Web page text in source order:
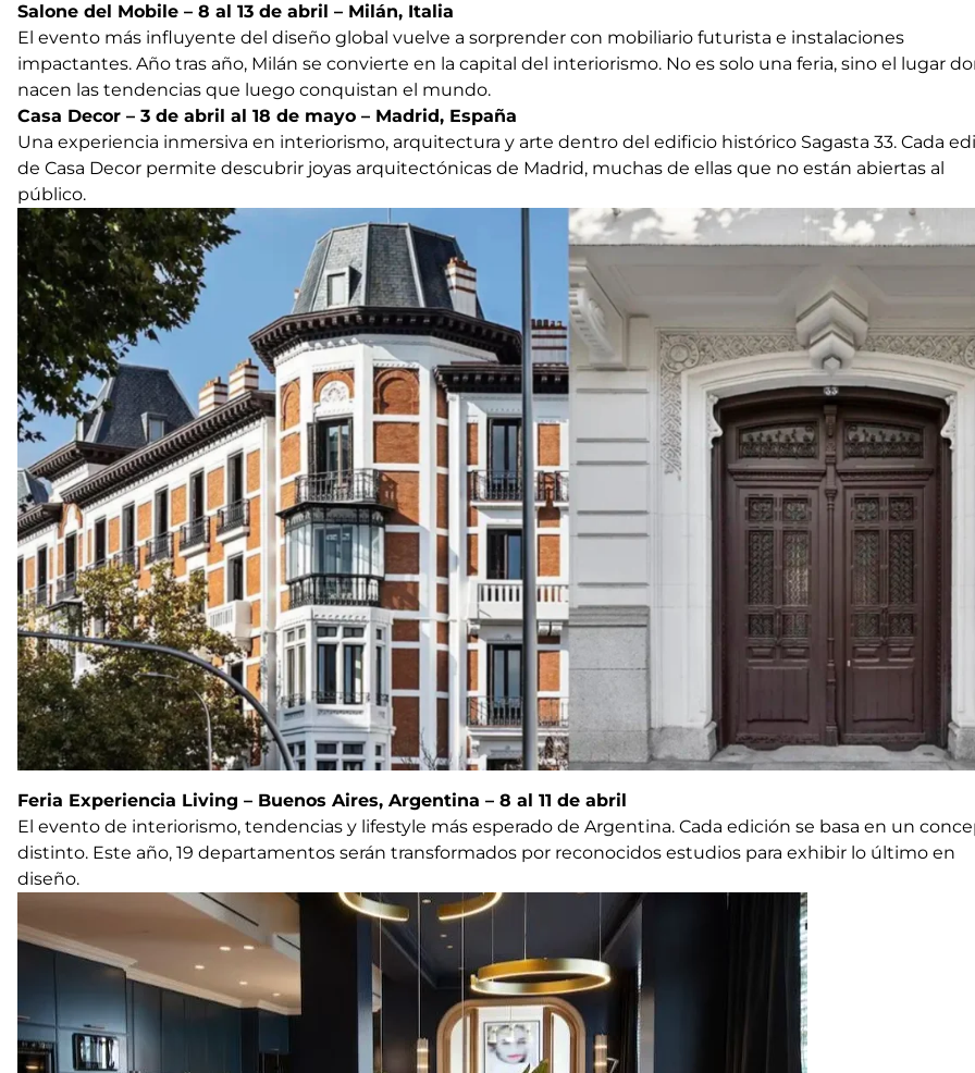
Salone del Mobile – 8 al 13 de abril – Milán, Italia
El evento más influyente del diseño global vuelve a sorprender con mobiliario futurista e instalaciones
impactantes. Año tras año, Milán se convierte en la capital del interiorismo. No es solo una feria, sino el lugar
nacen las tendencias que luego conquistan el mundo.
Casa Decor – 3 de abril al 18 de mayo – Madrid, España
Una experiencia inmersiva en interiorismo, arquitectura y arte dentro del edificio histórico Sagasta 33. Cada
de Casa Decor permite descubrir joyas arquitectónicas de Madrid, muchas de ellas que no están abiertas al
público.
Feria Experiencia Living – Buenos Aires, Argentina – 8 al 11 de abril
El evento de interiorismo, tendencias y lifestyle más esperado de Argentina. Cada edición se basa en un
distinto. Este año, 19 departamentos serán transformados por reconocidos estudios para exhibir lo último en
diseño.